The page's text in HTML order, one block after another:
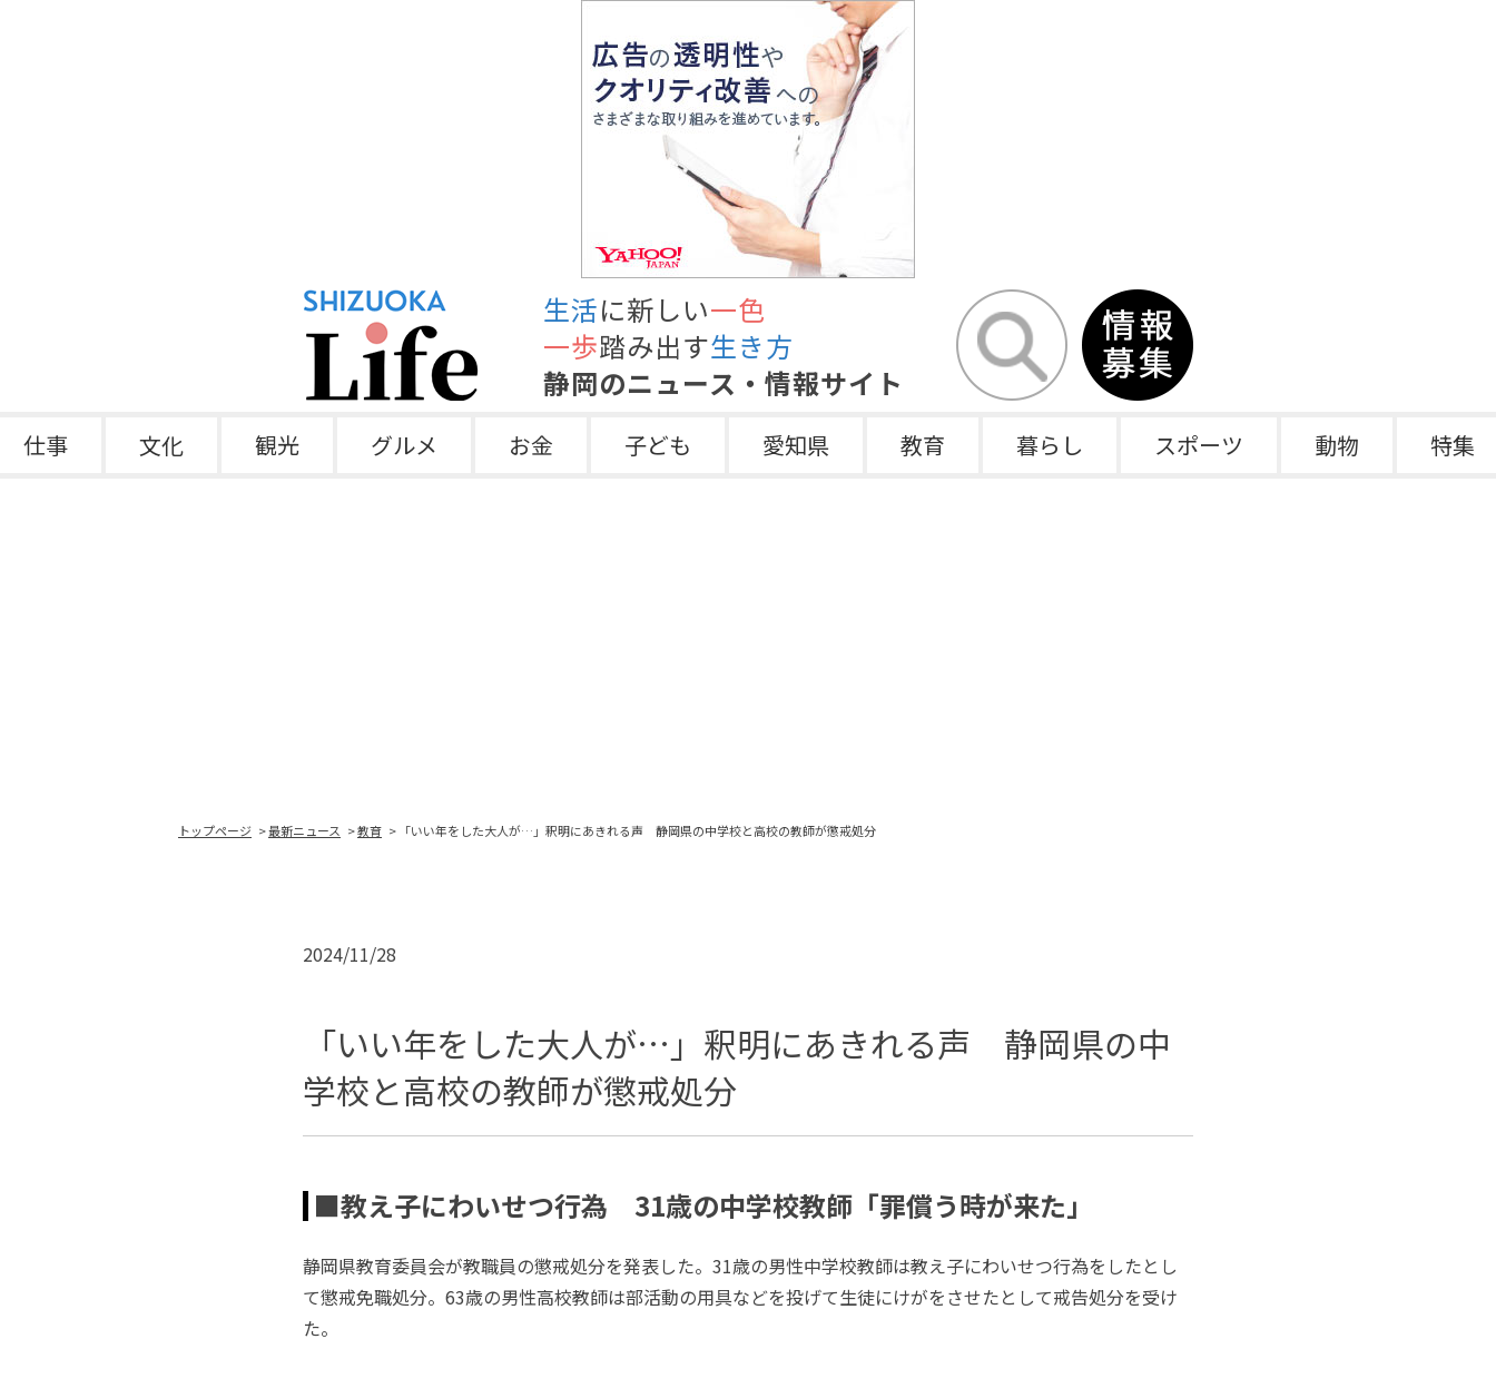
生活に新しい一色
一歩踏み出す生き方
静岡のニュース・情報サイト
仕事 文化 観光 グルメ お金 子ども 愛知県 教育 暮らし スポーツ 動物 特集
トップページ 最新ニュース 教育 「いい年をした大人が…」釈明にあきれる声 静岡県の中学校と高校の教師が懲戒処分
2024/11/28
「いい年をした大人が…」釈明にあきれる声 静岡県の中
学校と高校の教師が懲戒処分
■教え子にわいせつ行為 31歳の中学校教師「罪償う時が来た」
静岡県教育委員会が教職員の懲戒処分を発表した。31歳の男性中学校教師は教え子にわいせつ行為をしたとし
て懲戒免職処分。63歳の男性高校教師は部活動の用具などを投げて生徒にけがをさせたとして戒告処分を受け
た。